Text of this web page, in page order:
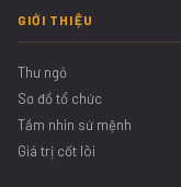
GIỚI THIỆU
Thư ngỏ
Sơ đồ tổ chức
Tầm nhìn sứ mệnh
Giá trị cốt lõi